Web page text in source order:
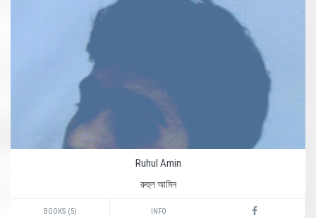
Ruhul Amin
রুহুল আমিন
BOOKS (5) INFO